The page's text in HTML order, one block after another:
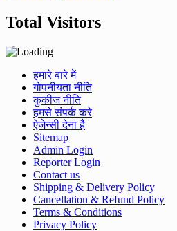
Total Visitors
हमारे बारे में
गोपनीयता नीति
कुकीज नीति
हमसे संपर्क करे
ऐजेन्सी देना है
Sitemap
Admin Login
Reporter Login
Contact us
Shipping & Delivery Policy
Cancellation & Refund Policy
Terms & Conditions
Privacy Policy